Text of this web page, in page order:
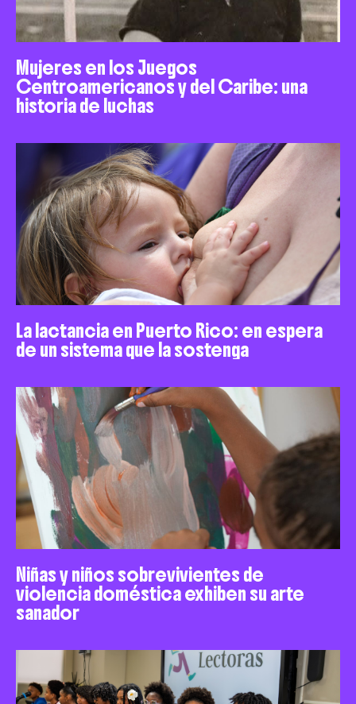
Mujeres en los Juegos
Centroamericanos y del Caribe: una
historia de luchas
La lactancia en Puerto Rico: en espera
de un sistema que la sostenga
Niñas y niños sobrevivientes de
violencia doméstica exhiben su arte
sanador